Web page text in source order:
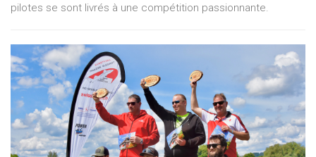
pilotes se sont livrés à une compétition passionnante.